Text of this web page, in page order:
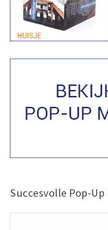
Succesvolle Pop-